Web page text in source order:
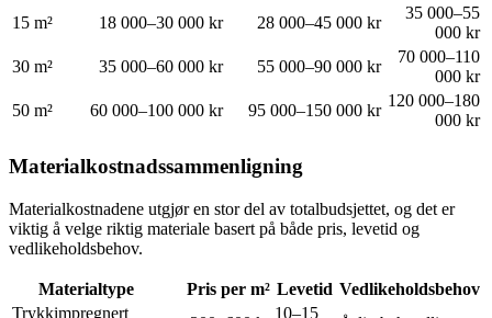
15 m² 18 000–30 000 kr 28 000–45 000 kr
35 000–55
000 kr
30 m²
35 000–60 000 kr 55 000–90 000 kr
70 000–110
000 kr
50 m²
60 000–100 000 kr 95 000–150 000 kr
120 000–180
000 kr
Materialkostnadssammenligning
Materialkostnadene utgjør en stor del av totalbudsjettet, og det er
viktig å velge riktig materiale basert på både pris, levetid og
vedlikeholdsbehov.
Materialtype Pris per m² Levetid Vedlikeholdsbehov
Trykkimpregnert
10–15